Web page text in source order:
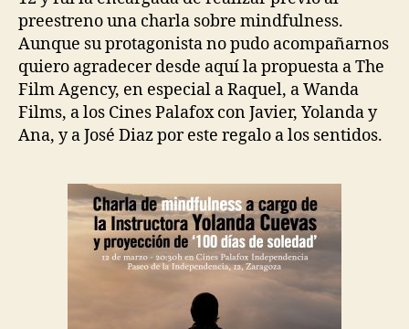
preestreno una charla sobre mindfulness.
Aunque su protagonista no pudo acompañarnos
quiero agradecer desde aquí la propuesta aThe
Film Agency, en especial a Raquel, a Wanda
Films, a los Cines Palafox con Javier, Yolanda y
Ana, y a José Diaz por este regalo a los sentidos.